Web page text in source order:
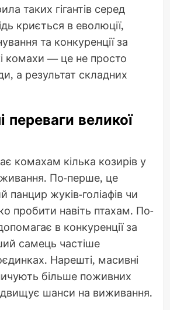
таких гігантів серед
криється в еволюції,
та конкуренції за
комахи — це не просто
а результат складних
переваги великої
комахам кілька козирів у
По-перше, це
панцир жуків-голіафів чи
пробити навіть птахам. По-
в конкуренції за
самець частіше
Нарешті, масивні
більше поживних
шанси на виживання.